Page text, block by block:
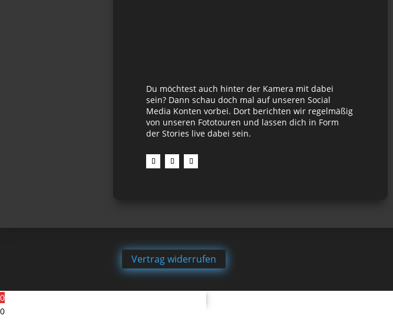
Du möchtest auch hinter der Kamera mit dabei
sein? Dann schau doch mal auf unseren Social
Media Konten vorbei. Dort berichten wir regelmäßig
von unseren Fototouren und lassen dich in Form
der Stories live dabei sein.
Vertrag widerrufen
0
0